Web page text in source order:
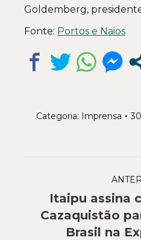
Goldemberg,
Fonte: Portos e Naios
Categoria: Imprensa
post:
Itaipu assina
Cazaquistão
Brasil na